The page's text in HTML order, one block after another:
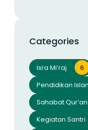
Categories
Isra Mi’raj
6
Pendidikan
Sahabat Qur’an
Kegiatan Santri